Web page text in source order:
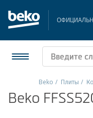
Beko Плиты
Beko